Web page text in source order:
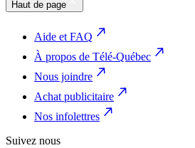
Haut de page
Aide et FAQ
À propos de Télé-Québec
Nous joindre
Achat publicitaire
Nos infolettres
Suivez nous